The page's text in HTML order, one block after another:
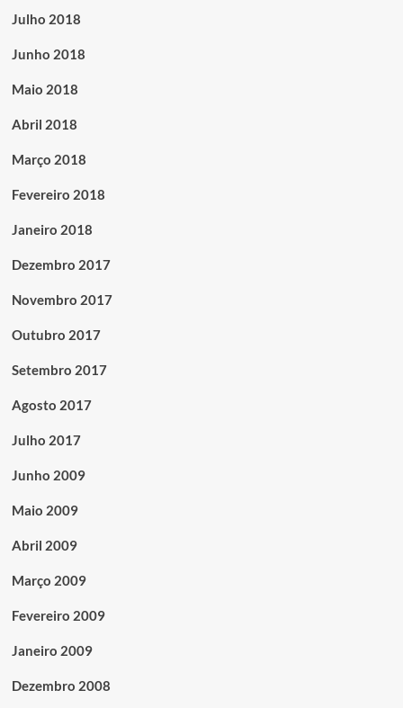
Julho 2018
Junho 2018
Maio 2018
Abril 2018
Março 2018
Fevereiro 2018
Janeiro 2018
Dezembro 2017
Novembro 2017
Outubro 2017
Setembro 2017
Agosto 2017
Julho 2017
Junho 2009
Maio 2009
Abril 2009
Março 2009
Fevereiro 2009
Janeiro 2009
Dezembro 2008